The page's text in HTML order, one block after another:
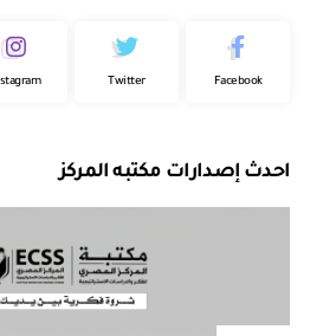
Facebook
Twitter
Instagram
احدث إصدارات مكتبه المركز